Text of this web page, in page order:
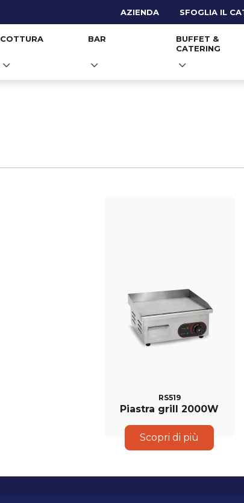
AZIENDA SFOGLIA IL
COTTURA BAR
BUFFET &
CATERING
RS519
Piastra grill 2000W
Scopri di più